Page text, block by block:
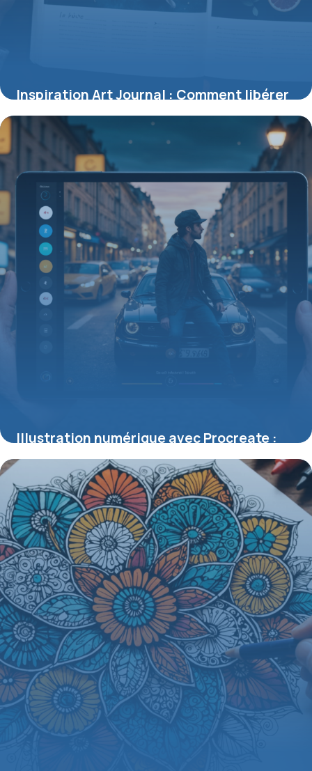
Inspiration Art Journal : Comment libérer
votre créativité sur la page
Illustration numérique avec Procreate :
tout savoir sur cette app iPad Pro
25 mai 2026